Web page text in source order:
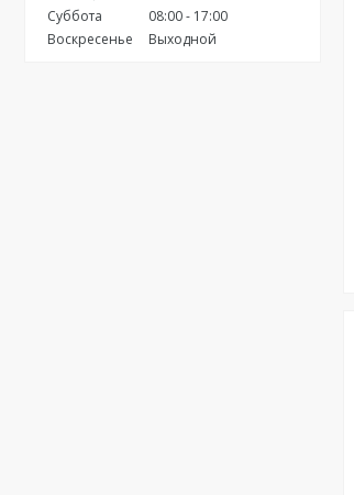
Суббота
08:00
17:00
Воскресенье
Выходной